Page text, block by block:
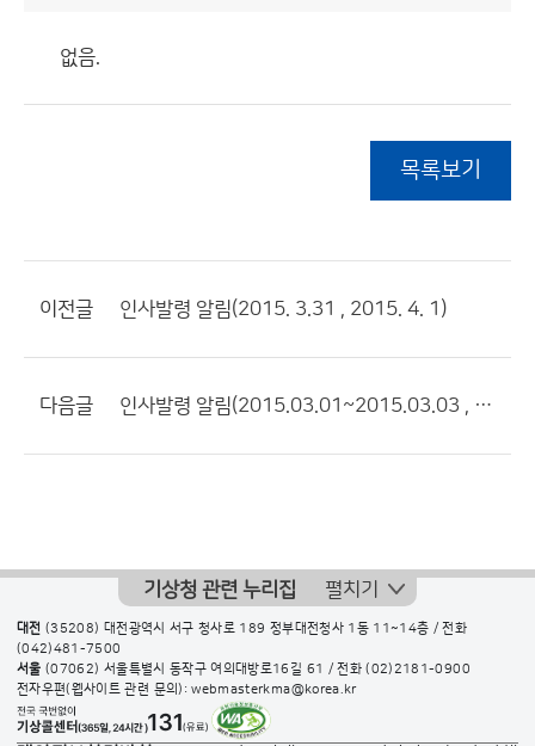
없음.
목록보기
이전글 인사발령 알림(2015. 3.31 , 2015. 4. 1)
다음글 인사발령 알림(2015.03.01~2015.03.03 , 2015.03.09)
기상청 관련 누리집 펼치기
대전 (35208) 대전광역시 서구 청사로 189 정부대전청사 1동 11~14층 / 전화
(042)481-7500
서울 (07062) 서울특별시 동작구 여의대방로16길 61 / 전화(02)2181-0900
전자우편(웹사이트 관련 문의): webmasterkma@korea.kr